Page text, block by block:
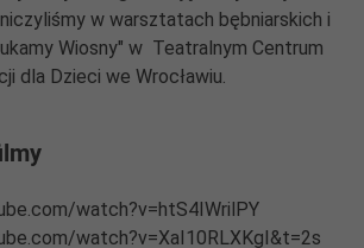
w warsztatach bębniarskich i
Wiosny" w Teatralnym Centrum
dla Dzieci we Wrocławiu.
watch?v=htS4IWrilPY
watch?v=XaI10RLXKgI&t=2s